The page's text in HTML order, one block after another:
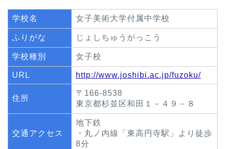
学校名 女子美術大学付属中学校
ふりがな じょしちゅうがっこう
学校種別 女子校
URL http://www.joshibi.ac.jp/fuzoku/
住所
〒166-8538
東京都杉並区和田１－４９－８
交通アクセス
地下鉄
・丸ノ内線「東高円寺駅」より徒歩
8分